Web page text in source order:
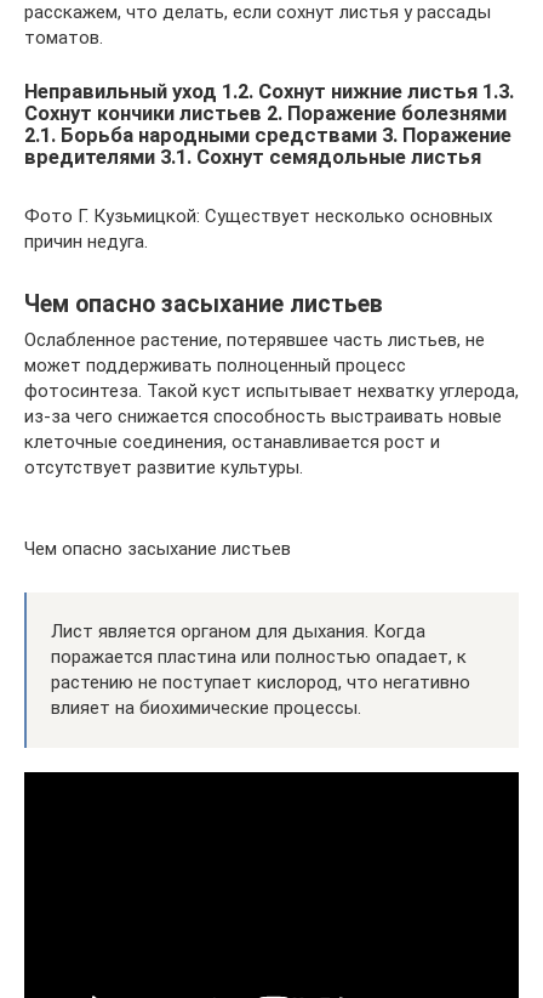
расскажем, что делать, если сохнут листья у рассады
томатов.
Неправильный уход 1.2. Сохнут нижние листья 1.3.
Сохнут кончики листьев 2. Поражение болезнями
2.1. Борьба народными средствами 3. Поражение
вредителями 3.1. Сохнут семядольные листья
Фото Г. Кузьмицкой: Существует несколько основных
причин недуга.
Чем опасно засыхание листьев
Ослабленное растение, потерявшее часть листьев, не
может поддерживать полноценный процесс
фотосинтеза. Такой куст испытывает нехватку углерода,
из-за чего снижается способность выстраивать новые
клеточные соединения, останавливается рост и
отсутствует развитие культуры.
Чем опасно засыхание листьев
Лист является органом для дыхания. Когда
поражается пластина или полностью опадает, к
растению не поступает кислород, что негативно
влияет на биохимические процессы.